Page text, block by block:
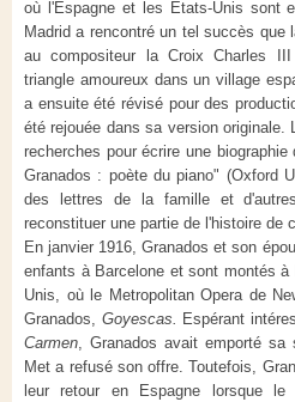
où l'Espagne et les Etats-Unis sont
Madrid a rencontré un tel succès que
au compositeur la Croix Charles
triangle amoureux dans un village
a ensuite été révisé pour des
été rejouée dans sa version originale.
recherches pour écrire une
Granados : poète du piano" (Oxford
des lettres de la famille et
reconstituer une partie de l'histoire de
En janvier 1916, Granados et son
enfants à Barcelone et sont montés
Unis, où le Metropolitan Opera de
Granados, Goyescas. Espérant
Carmen , Granados avait emporté
Met a refusé son offre. Toutefois,
leur retour en Espagne lorsque le